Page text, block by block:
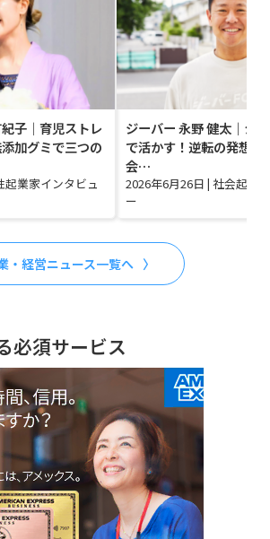
子｜育児ストレ
加グミで三つの
起業家インタビュ
ジーバー 永野 健太｜シ
で活かす！逆転の発想で
会…
2026年6月26日 | 社会起業
ー
・経営ニュース一覧へ
必須サービス